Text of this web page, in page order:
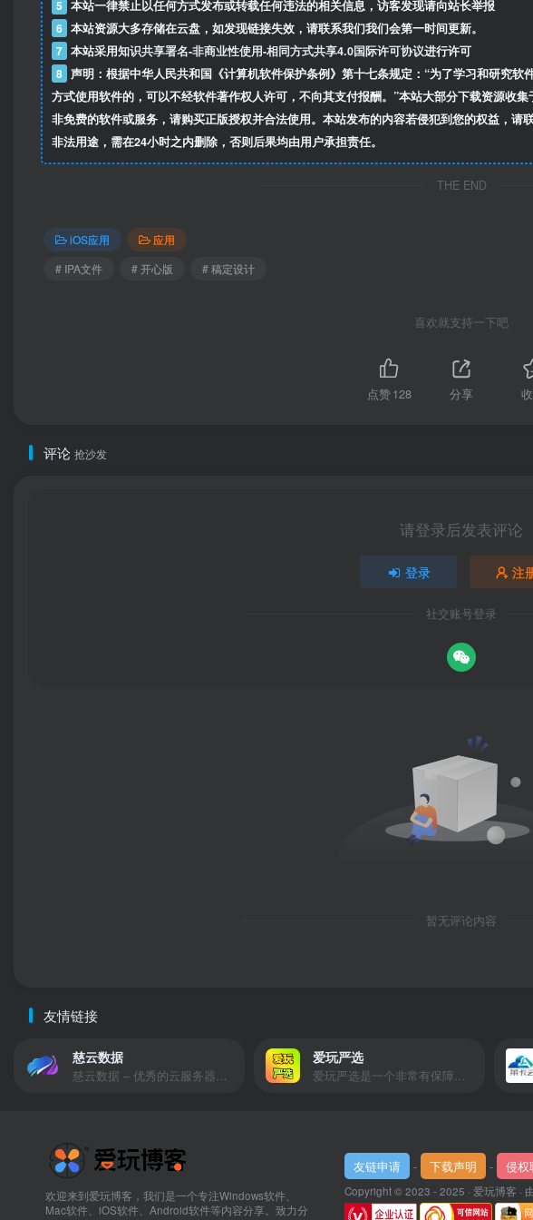
5 本站一律禁止以任何方式发布或转载任何违法的相关信息，访客发现请向站长举报
6 本站资源大多存储在云盘，如发现链接失效，请联系我们我们会第一时间更新。
7 本站采用知识共享署名-非商业性使用-相同方式共享4.0国际许可协议进行许可
8 声明：根据中华人民共和国《计算机软件保护条例》第十七条规定：“为了学习和研究
方式使用软件的，可以不经软件著作权人许可，不向其支付报酬。”本站大部分下载资源收
非免费的软件或服务，请购买正版授权并合法使用。本站发布的内容若侵犯到您的权益，
非法用途，需在24小时之内删除，否则后果均由用户承担责任。
THE END
iOS应用
应用
# IPA文件
# 开心版 # 稿定设计
喜欢就支持一下吧
点赞128 分享
评论 抢沙发
请登录后发表评论
登录 注
社交账号登录
暂无评论内容
友情链接
慈云数据
慈云数据 – 优秀的云服务器服务商，提供最具有性价比的产品。慈云数据是开发者必不可少的良心云
爱玩严选
爱玩严选是一个非常有保障且性价比极高的虚拟商城，包括但不限于苹果证书、技术指导、会员充值等多种虚拟服务！
欢迎来到爱玩博客，我们是一个专注Windows软件、
Mac软件、iOS软件、Android软件等内容分享。致力分
友链申请 - 下载声明 - 侵权
Copyright © 2023 - 2025 · 爱玩博客 ·